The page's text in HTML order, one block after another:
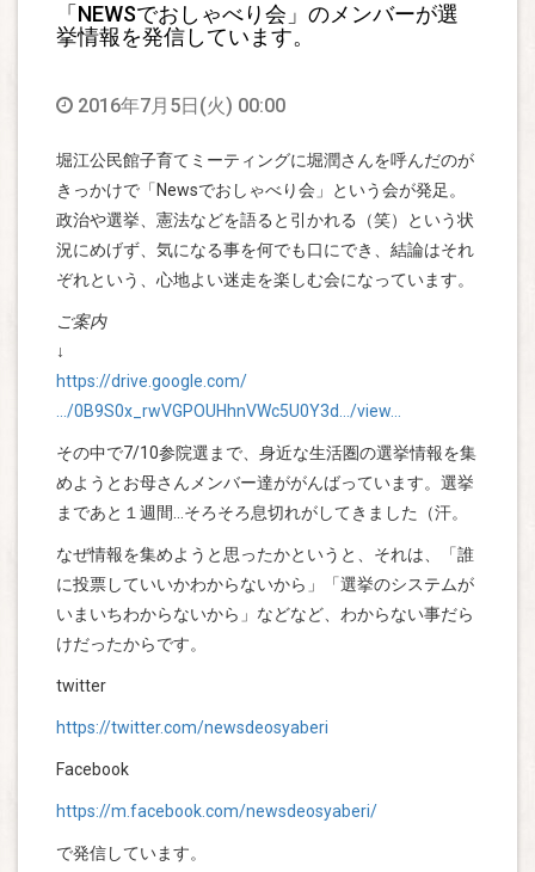
「NEWSでおしゃべり会」のメンバーが選
挙情報を発信しています。
2016年7月5日(火) 00:00
堀江公民館子育てミーティングに堀潤さんを呼んだのが
きっかけで「Newsでおしゃべり会」という会が発足。
政治や選挙、憲法などを語ると引かれる（笑）という状
況にめげず、気になる事を何でも口にでき、結論はそれ
ぞれという、心地よい迷走を楽しむ会になっています。
ご案内
↓
https://drive.google.com/
…/0B9S0x_rwVGPOUHhnVWc5U0Y3d…/view…
その中で7/10参院選まで、身近な生活圏の選挙情報を集
めようとお母さんメンバー達ががんばっています。選挙
まであと１週間…そろそろ息切れがしてきました（汗。
なぜ情報を集めようと思ったかというと、それは、「誰
に投票していいかわからないから」「選挙のシステムが
いまいちわからないから」などなど、わからない事だら
けだったからです。
twitter
https://twitter.com/newsdeosyaberi
Facebook
https://m.facebook.com/newsdeosyaberi/
で発信しています。